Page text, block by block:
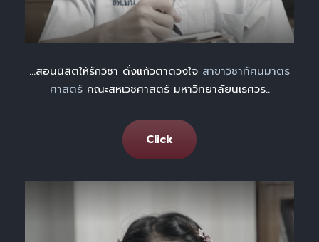
…สอนนิสิตให้รักวิชา ดั่งแก้วตาดวงใจ สาขาวิชาทัศนมาตร
ศาสตร์คณะสหเวชศาสตร์ มหาวิทยาลัยนเรศวร..
Click